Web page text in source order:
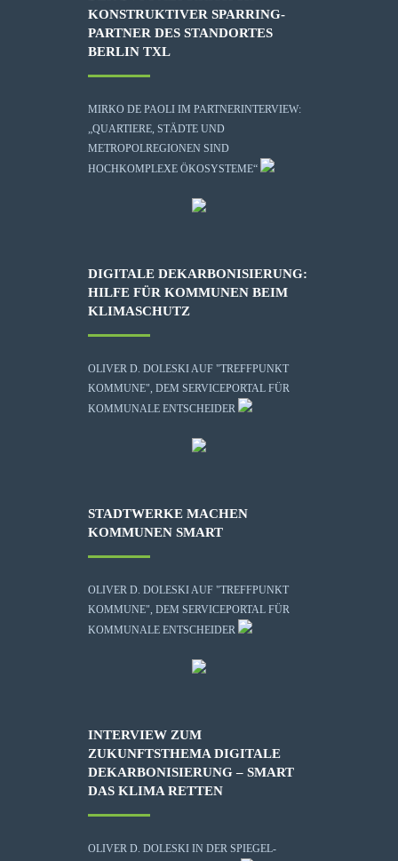
KONSTRUKTIVER SPARRING-
PARTNER DES STANDORTES
BERLIN TXL
MIRKO DE PAOLI IM PARTNERINTERVIEW:
„QUARTIERE, STÄDTE UND
METROPOLREGIONEN SIND
HOCHKOMPLEXE ÖKOSYSTEME“
DIGITALE DEKARBONISIERUNG:
HILFE FÜR KOMMUNEN BEIM
KLIMASCHUTZ
OLIVER D. DOLESKI AUF "TREFFPUNKT
KOMMUNE", DEM SERVICEPORTAL FÜR
KOMMUNALE ENTSCHEIDER
STADTWERKE MACHEN
KOMMUNEN SMART
OLIVER D. DOLESKI AUF "TREFFPUNKT
KOMMUNE", DEM SERVICEPORTAL FÜR
KOMMUNALE ENTSCHEIDER
INTERVIEW ZUM
ZUKUNFTSTHEMA DIGITALE
DEKARBONISIERUNG – SMART
DAS KLIMA RETTEN
OLIVER D. DOLESKI IN DER SPIEGEL-